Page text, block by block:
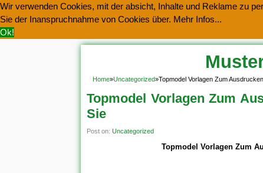
Wir verwenden Cookies, mit der absicht, Inhalte und Reklame zu
Sie der Inanspruchnahme von Cookies über. Mehr Infos...
Ok!
Home»Uncategorized»Topmodel Vorlagen Zum
Topmodel Vorlagen Zum
Sie
Post on: Uncategorized
Topmodel Vorlagen Zum